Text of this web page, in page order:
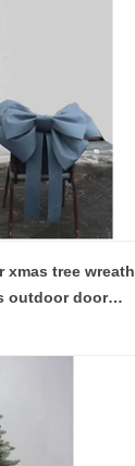
xmas tree wreath
outdoor door